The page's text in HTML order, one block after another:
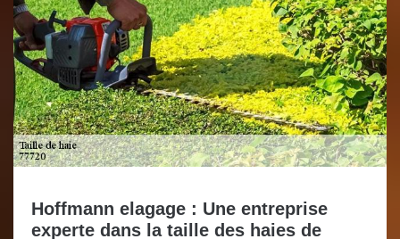
Hoffmann elagage : Une entreprise
experte dans la taille des haies de